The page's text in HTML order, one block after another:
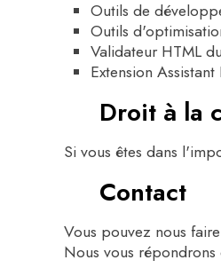
Outils de
Outils
Validateur HTML
Extension
Droit à la
Si vous êtes dans
Contact
Vous pouvez nous
Nous vous répondrons